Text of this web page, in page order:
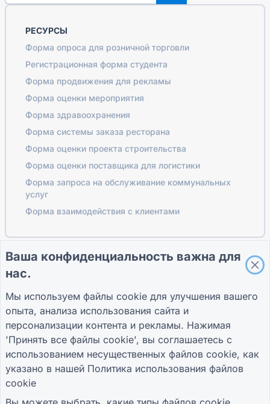
РЕСУРСЫ
Форма опроса для розничной торговли
Регистрационная форма студента
Форма продвижения для рекламы
Форма оценки мероприятия
Форма здравоохранения
Форма системы заказа ресторана
Форма оценки проекта строительства
Форма оценки поставщика для логистики
Форма запроса на обслуживание коммунальных
услуг
Форма взаимодействия с клиентами
ПРИСОЕДИНЯЙТЕСЬ К СООБЩЕСТВУ
ПУТЕВОДИТЕЛИ
Справочный центр
TIGER FORM
Руководство
КОМПАНИЯ
УСЛОВИЯ
конфиденциальности
Настройки файлов
cookie
Ваша конфиденциальность важна для
нас.
Мы используем файлы cookie для улучшения вашего
опыта, анализа использования сайта и
персонализации контента и рекламы. Нажимая
'Принять все файлы cookie', вы соглашаетесь с
использованием несущественных файлов cookie, как
указано в нашей Политика использования файлов
cookie